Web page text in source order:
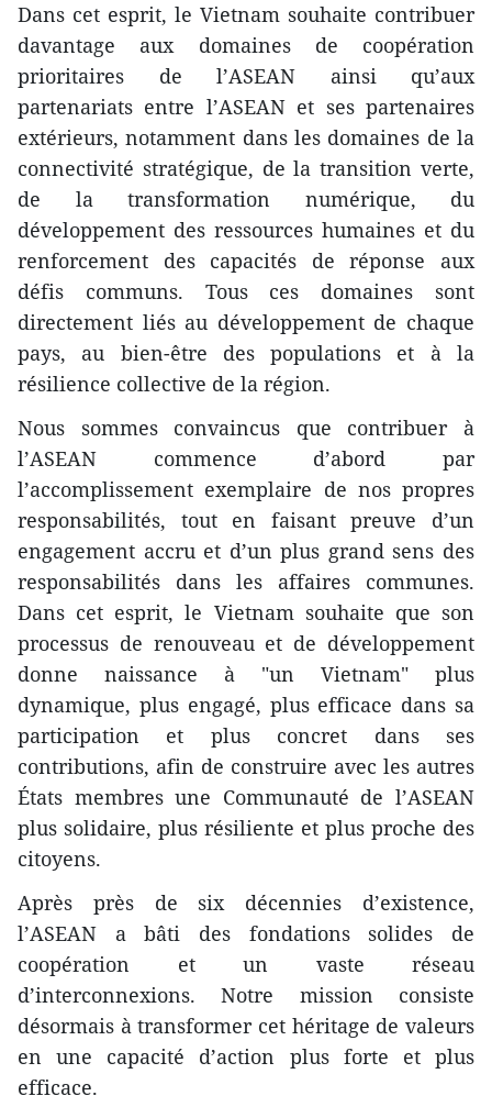
Dans cet esprit, le Vietnam souhaite contribuer
davantage aux domaines de coopération
prioritaires de l’ASEAN ainsi qu’aux
partenariats entre l’ASEAN et ses partenaires
extérieurs, notamment dans les domaines de la
connectivité stratégique, de la transition verte,
de la transformation numérique, du
développement des ressources humaines et du
renforcement des capacités de réponse aux
défis communs. Tous ces domaines sont
directement liés au développement de chaque
pays, au bien-être des populations et à la
résilience collective de la région.
Nous sommes convaincus que contribuer à
l’ASEAN commence d’abord par
l’accomplissement exemplaire de nos propres
responsabilités, tout en faisant preuve d’un
engagement accru et d’un plus grand sens des
responsabilités dans les affaires communes.
Dans cet esprit, le Vietnam souhaite que son
processus de renouveau et de développement
donne naissance à "un Vietnam" plus
dynamique, plus engagé, plus efficace dans sa
participation et plus concret dans ses
contributions, afin de construire avec les autres
États membres une Communauté de l’ASEAN
plus solidaire, plus résiliente et plus proche des
citoyens.
Après près de six décennies d’existence,
l’ASEAN a bâti des fondations solides de
coopération et un vaste réseau
d’interconnexions. Notre mission consiste
désormais à transformer cet héritage de valeurs
en une capacité d’action plus forte et plus
efficace.